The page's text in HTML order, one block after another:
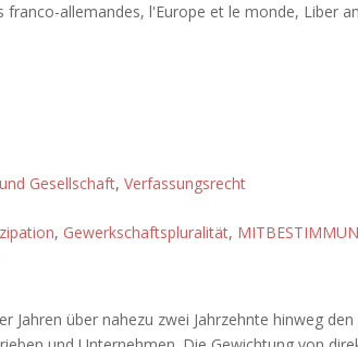
franco-allemandes, l'Europe et le monde, Liber
Gesellschaft, Verfassungsrecht
, Gewerkschaftspluralität,
Jahren über nahezu zwei Jahrzehnte hinweg